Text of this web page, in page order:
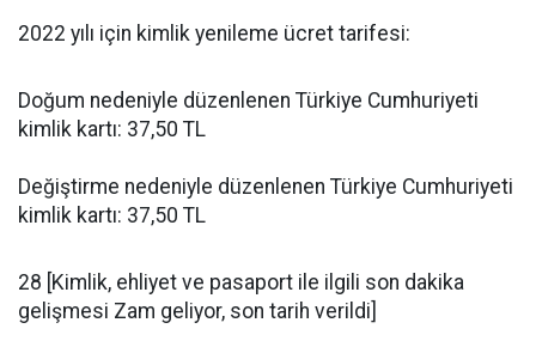
2022 yılı için kimlik yenileme ücret tarifesi:
Doğum nedeniyle düzenlenen Türkiye Cumhuriyeti
kimlik kartı: 37,50 TL
Değiştirme nedeniyle düzenlenen Türkiye Cumhuriyeti
kimlik kartı: 37,50 TL
28 [Kimlik, ehliyet ve pasaport ile ilgili son dakika
gelişmesi Zam geliyor, son tarih verildi]